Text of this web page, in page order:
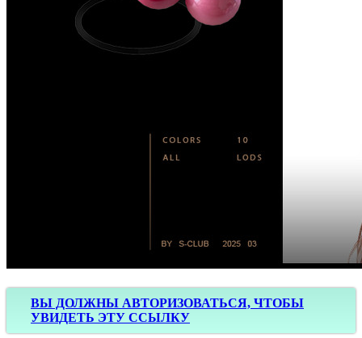
ВЫ ДОЛЖНЫ АВТОРИЗОВАТЬСЯ, ЧТОБЫ
УВИДЕТЬ ЭТУ ССЫЛКУ